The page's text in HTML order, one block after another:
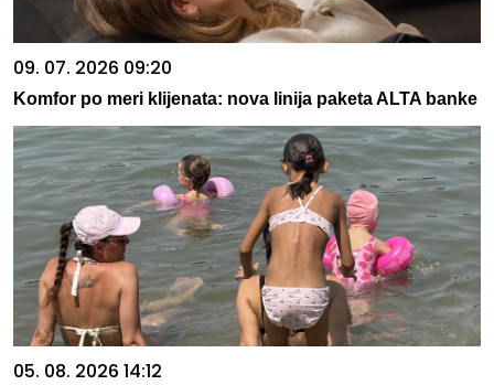
09. 07. 2026 09:20
Komfor po meri klijenata: nova linija paketa ALTA banke
05. 08. 2026 14:12